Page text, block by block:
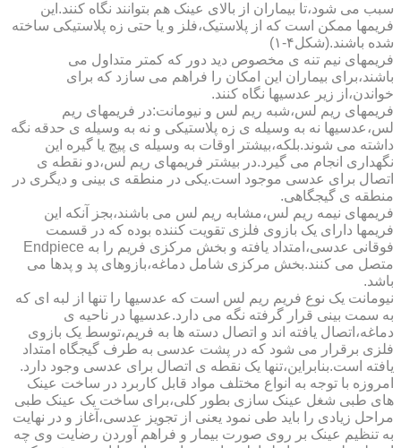
سبب می شود،تا بیماران از بالای عینک هم بتوانند نگاه کنند.این
فریمها ممکن است که از پلاستیک،فلز و یا حتی زه پلاستیکی ساخته
شده باشند.(شکل۴-۱)
فریمهای نیم تنه ی مخصوص دید دور که کمتر متداول می
باشند،برای بیماران این امکان را فراهم می سازد که برای
خواندن،از زیر عدسیها نگاه کنند.
فریمهای ریم لس،شبه ریم لس و نیومانت:در فریمهای ریم
لس،عدسیها نه به وسیله ی زه پلاستیکی و نه به وسیله ی حدقه نگه
داشته می شوند.بلکه،بیشتر اوقات به وسیله ی پیچ یا گیره این
نگهداری انجام می گیرد.در بیشتر فریمهای ریم لس،دو نقطه ی
اتصال برای عدسی موجود است.یکی در منطقه ی بینی و دیگری در
منطقه ی گیجگاهی.
فریمهای نیمه ریم لس،مشابه ریم لس می باشند،بجز آنکه این
فریمها دارای یک بازوی فلزی تقویت کننده بوده که در قسمت
فوقانی عدسی،امتداد یافته و بخش مرکزی فریم را به Endpiece
متصل می کنند.بخش مرکزی شامل دماغه،بازوهای پد و پدها می
باشد.
نیومانت یک نوع فریم ریم لس است که عدسیها را تنها از لبه ای که
به سمت بینی قرار گرفته نگه می دارد.عدسیها در ناحیه ی
دماغه،اتصال یافته اند و اتصال دسته ها به فریم،توسط یک بازوی
فلزی برقرار می شود که در پشت عدسی به طرف گیجگاه امتداد
یافته است.بنابراین،تنها یک نقطه ی اتصال برای عدسی وجود دارد.
امروزه با توجه به انواع مختلف مواد قابل کاربرد در ساخت عینک
های طبی شغل عینک سازی بطور کلی،برای ساخت یک عینک طبی
مراحل زیادی را باید طی نمود یعنی از تجویز عدسی،آغاز و در نهایت
به تنظیم عینک بر روی صورت بیمار و فراهم آوردن رضایت وی چه